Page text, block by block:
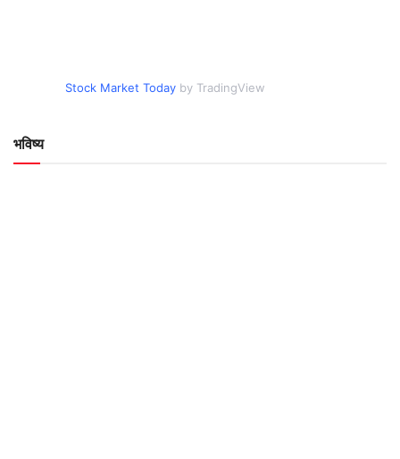
Stock Market Today by TradingView
भविष्य